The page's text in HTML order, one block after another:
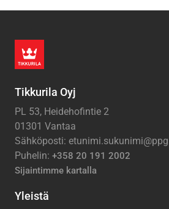
Tikkurila Oyj
PL 53, Heidehofintie 2
01301 Vantaa
Sähköposti:
Puhelin: +358 20 191 2002
Sijaintimme kartalla
Yleistä